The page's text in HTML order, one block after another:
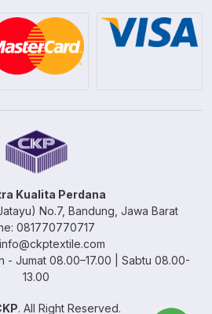
Kualita Perdana
No.7, Bandung, Jawa Barat
081770770717
- Jumat 08.00–17.00 | Sabtu 08.00-
13.00
. All Right Reserved.